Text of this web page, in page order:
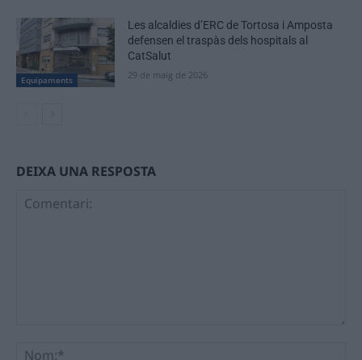
Equipaments
Les alcaldies d’ERC de Tortosa i Amposta
defensen el traspàs dels hospitals al
CatSalut
29 de maig de 2026
DEIXA UNA RESPOSTA